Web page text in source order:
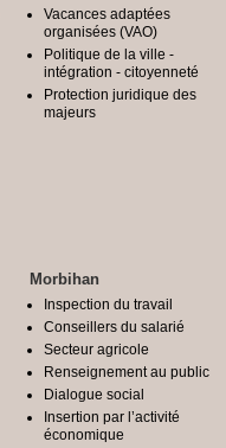
Vacances adaptées
organisées (VAO)
Politique de la ville -
intégration - citoyenneté
Protection juridique des
majeurs
Morbihan
Inspection du travail
Conseillers du salarié
Secteur agricole
Renseignement au public
Dialogue social
Insertion par l’activité
économique